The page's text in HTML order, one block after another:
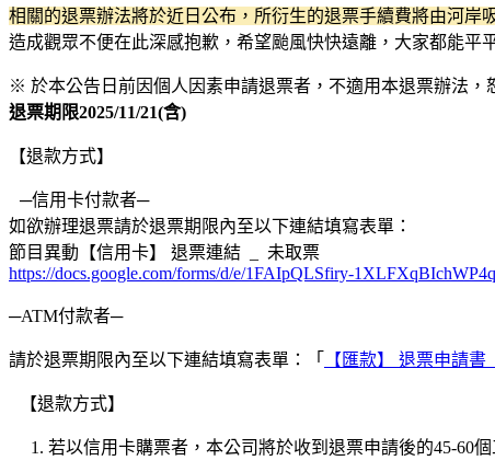
相關的退票辦法將於近日公布，所衍生的退票手續費將由河岸
造成觀眾不便在此深感抱歉，希望颱風快快遠離，大家都能平
※ 於本公告日前因個人因素申請退票者，不適用本退票辦法，
退票期限2025/11/21(含)
【退款方式】
─信用卡付款者─
如欲辦理退票請於退票期限內至以下連結填寫表單：
節目異動【信用卡】 退票連結 _ 未取票
https://docs.google.com/forms/d/e/1FAIpQLSfiry-
─ATM付款者─
請於退票期限內至以下連結填寫表單：「 【匯款】 退票申請
【退款方式】
1. 若以信用卡購票者，本公司將於收到退票申請後的45-60個